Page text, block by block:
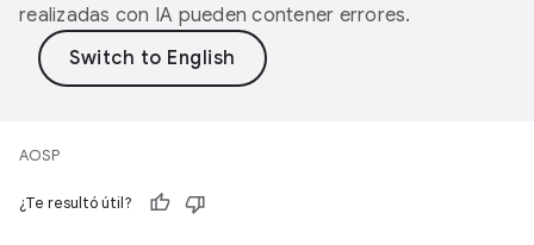
realizadas con IA pueden contener errores.
AOSP
¿Te resultó útil?